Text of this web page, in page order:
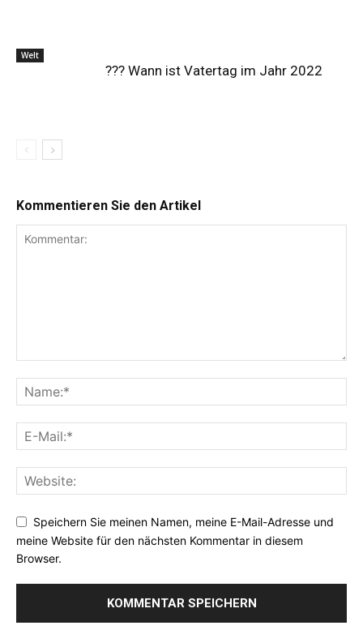
Welt
?‍?‍? Wann ist Vatertag im Jahr 2022
Kommentieren Sie den Artikel
Speichern Sie meinen Namen, meine E-Mail-Adresse und
meine Website für den nächsten Kommentar in diesem
Browser.